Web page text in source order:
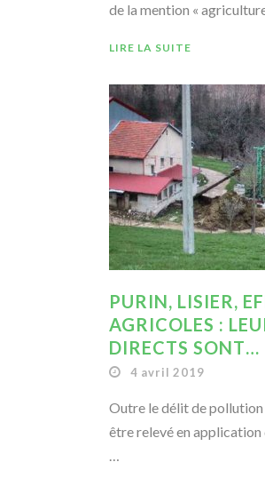
de la mention «
LIRE LA SUITE
PURIN, LISIER,
AGRICOLES :
DIRECTS SONT…
4 avril 2019
Outre le délit de pollution
être relevé en application
…